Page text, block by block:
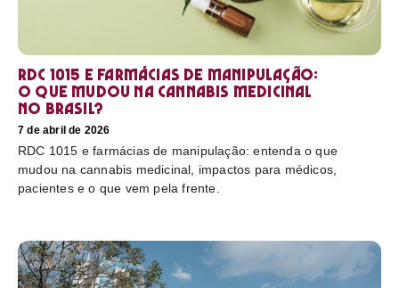
RDC 1015 e farmácias de manipulação:
o que mudou na cannabis medicinal
no Brasil?
7 de abril de 2026
RDC 1015 e farmácias de manipulação: entenda o que
mudou na cannabis medicinal, impactos para médicos,
pacientes e o que vem pela frente.